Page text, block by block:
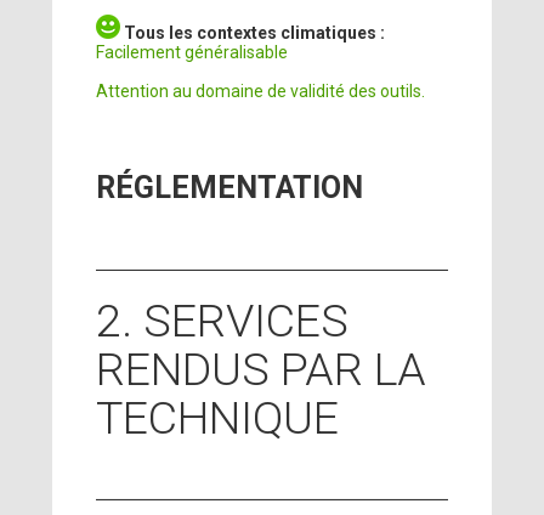
Tous les contextes climatiques :
Facilement généralisable
Attention au domaine de validité des outils.
RÉGLEMENTATION
2. SERVICES
RENDUS PAR LA
TECHNIQUE